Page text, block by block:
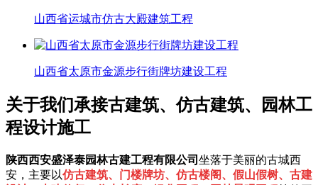
山西省运城市仿古大殿建筑工程
山西省太原市金源步行街牌坊建设工程
关于我们承接古建筑、仿古建筑、园林工
程设计施工
陕西西安盛泽泰园林古建工程有限公司 坐落于美丽的古城西
安，主要以仿古建筑、门楼牌坊、仿古楼阁、假山假树、古建